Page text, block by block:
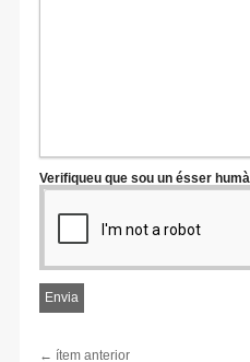
Verifiqueu que sou un ésser humà
← ítem anterior